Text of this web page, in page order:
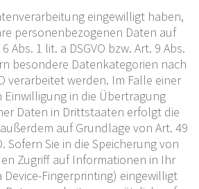
eingewilligt haben,
personenbezogenen Daten auf
Abs. 1 lit. a DSGVO bzw. Art. 9 Abs.
besondere Datenkategorien nach
verarbeitet werden. Im Falle einer
in die Übertragung
Daten in Drittstaaten erfolgt die
auf Grundlage von Art. 49
Sofern Sie in die Speicherung von
Zugriff auf Informationen in Ihr
Device-Fingerprinting) eingewilligt